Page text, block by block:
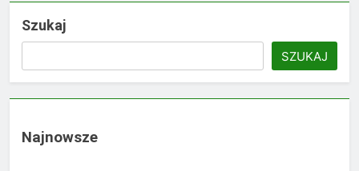
Szukaj
SZUKAJ
Najnowsze